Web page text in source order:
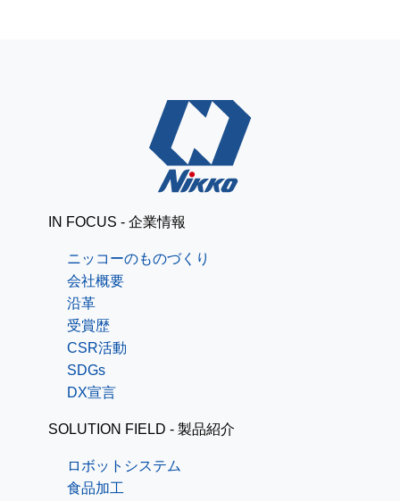
IN FOCUS - 企業情報
ニッコーのものづくり
会社概要
沿革
受賞歴
CSR活動
SDGs
DX宣言
SOLUTION FIELD - 製品紹介
ロボットシステム
食品加工